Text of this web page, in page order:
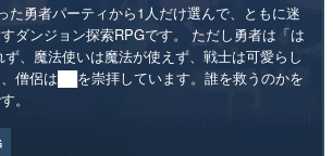
た勇者パーティから1人だけ選んで、ともに迷
ダンジョン探索RPGです。 ただし勇者は「は
、魔法使いは魔法が使えず、戦士は可愛らし
僧侶は██を崇拝しています。誰を救うのかを
。